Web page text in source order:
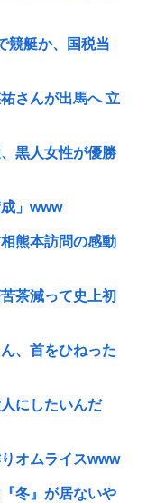
競艇か、国税当
さんが出馬へ 立
黒人女性が優勝
」www
熊本訪問の感動
茶減って史上初
、首をひねった
にしたいんだ
オムライスwww
冬』が居ないや